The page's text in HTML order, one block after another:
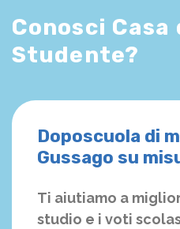
Conosci Casa
Studente?
Doposcuola di
Gussago su
Ti aiutiamo a
studio e i voti